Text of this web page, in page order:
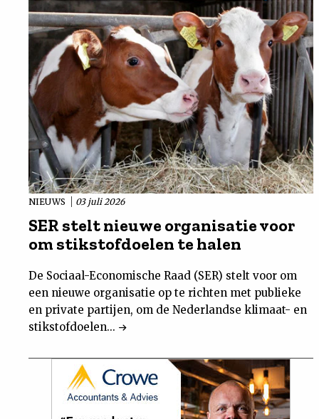
NIEUWS 03 juli 2026
SER stelt nieuwe organisatie voor
om stikstofdoelen te halen
De Sociaal-Economische Raad (SER) stelt voor om
een nieuwe organisatie op te richten met publieke
en private partijen, om de Nederlandse klimaat- en
stikstofdoelen...